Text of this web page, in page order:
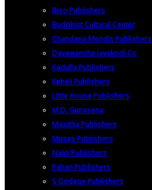
Biso Publishers
Buddhist Cultural Center
Chandana Mendis Publishers
Dayawansha Jayakodi Co
Kadulla Publishers
Keheli Publishers
Little House Publishers
M.D. Gunasena
Masitha Publishers
Muses Publishers
Nalin Publishers
Pahan Publishers
S Godage Publishers